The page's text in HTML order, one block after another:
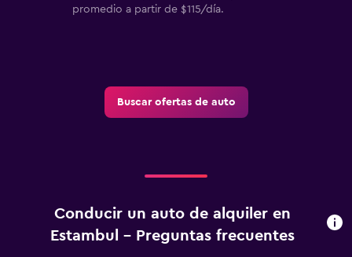
promedio a partir de $115/día.
Buscar ofertas de auto
Conducir un auto de alquiler en
Estambul - Preguntas frecuentes